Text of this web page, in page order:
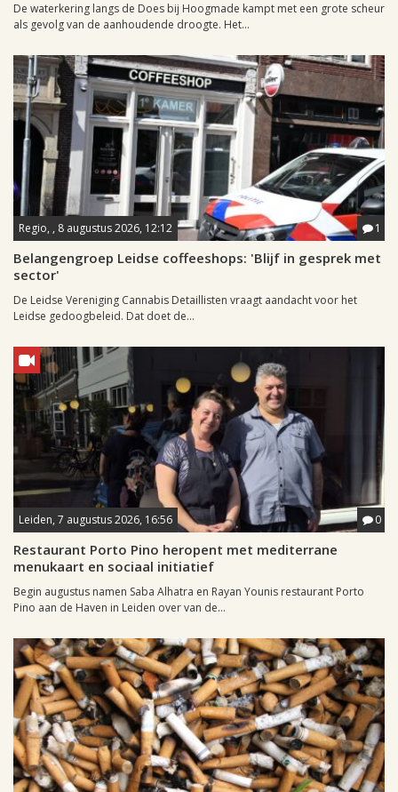
De waterkering langs de Does bij Hoogmade kampt met een grote scheur
als gevolg van de aanhoudende droogte. Het...
Regio, , 8 augustus 2026, 12:12 1
Belangengroep Leidse coffeeshops: 'Blijf in gesprek met
sector'
De Leidse Vereniging Cannabis Detaillisten vraagt aandacht voor het
Leidse gedoogbeleid. Dat doet de...
Leiden, 7 augustus 2026, 16:56 0
Restaurant Porto Pino heropent met mediterrane
menukaart en sociaal initiatief
Begin augustus namen Saba Alhatra en Rayan Younis restaurant Porto
Pino aan de Haven in Leiden over van de...